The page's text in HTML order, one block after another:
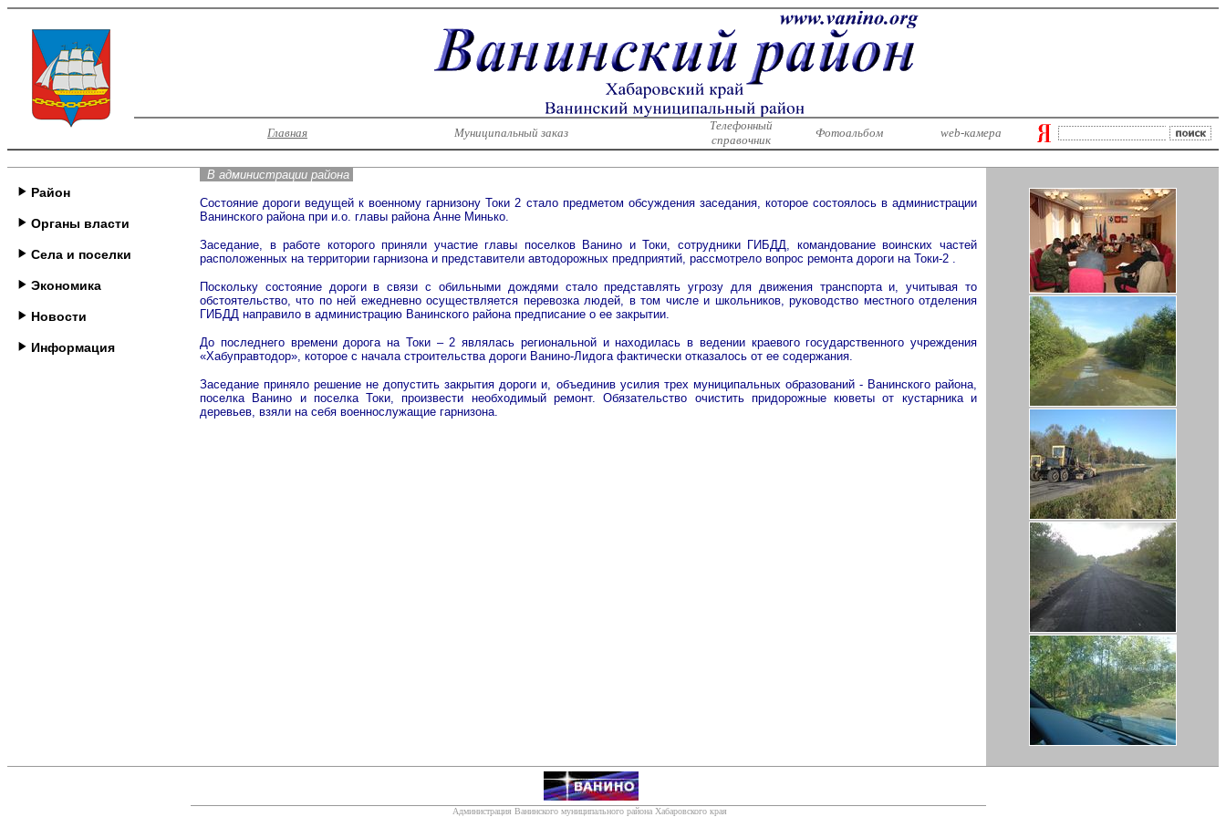
Главная Муниципальный заказ
Телефонный
справочник
Фотоальбом web-камера
Район
Органы власти
Села и поселки
Экономика
Новости
Информация
В администрации района
Состояние дороги ведущей к военному гарнизону Токи 2 стало предметом обсуждения заседания, которое состоялось в администрации
Ванинского района при и.о. главы района Анне Минько.
Заседание, в работе которого приняли участие главы поселков Ванино и Токи, сотрудники ГИБДД, командование воинских частей
расположенных на территории гарнизона и представители автодорожных предприятий, рассмотрело вопрос ремонта дороги на Токи-2 .
Поскольку состояние дороги в связи с обильными дождями стало представлять угрозу для движения транспорта и, учитывая то
обстоятельство, что по ней ежедневно осуществляется перевозка людей, в том числе и школьников, руководство местного отделения
ГИБДД направило в администрацию Ванинского района предписание о ее закрытии.
До последнего времени дорога на Токи – 2 являлась региональной и находилась в ведении краевого государственного учреждения
«Хабуправтодор», которое с начала строительства дороги Ванино-Лидога фактически отказалось от ее содержания.
Заседание приняло решение не допустить закрытия дороги и, объединив усилия трех муниципальных образований - Ванинского района,
поселка Ванино и поселка Токи, произвести необходимый ремонт. Обязательство очистить придорожные кюветы от кустарника и
деревьев, взяли на себя военнослужащие гарнизона.
Администрация Ванинского муниципального района Хабаровского края